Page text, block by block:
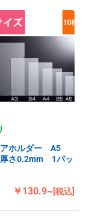
アホルダー A5
さ0.2mm 1パッ
￥130.9~[税込]